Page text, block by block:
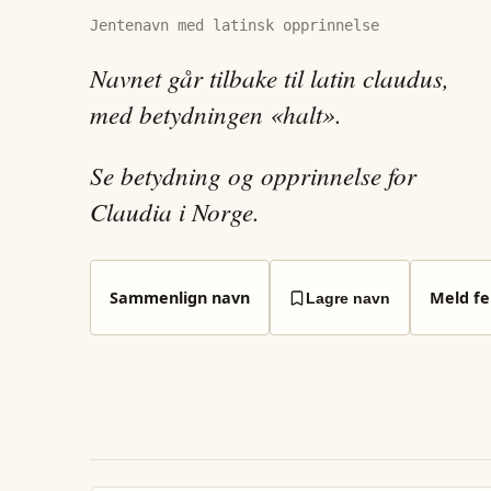
Jentenavn med latinsk opprinnelse
Navnet går tilbake til latin claudus,
med betydningen «halt».
Se betydning og opprinnelse for
Claudia i Norge.
Sammenlign navn Lagre navn Meld